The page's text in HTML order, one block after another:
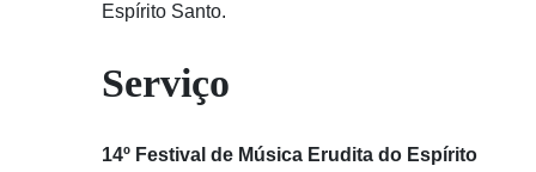
Espírito Santo.
Serviço
14º Festival de Música Erudita do Espírito